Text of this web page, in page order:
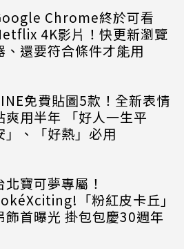
Chrome終於可看
4K影片！快更新瀏覽
、還要符合條件才能用
免費貼圖5款！全新表情
爽用半年 「好人一生平
」、「好熱」必用
北寶可夢專屬！
「粉紅皮卡丘」
飾首曝光 掛包包慶30週年